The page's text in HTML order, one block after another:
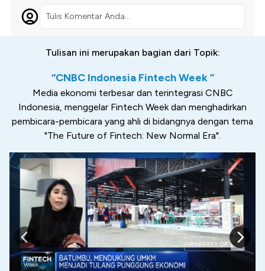
Tulis Komentar Anda...
Tulisan ini merupakan bagian dari Topik:
“CNBC Indonesia Fintech Week ”
Media ekonomi terbesar dan terintegrasi CNBC
Indonesia, menggelar Fintech Week dan menghadirkan
pembicara-pembicara yang ahli di bidangnya dengan tema
"The Future of Fintech: New Normal Era".